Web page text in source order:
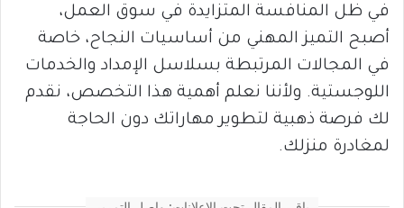
في ظل المنافسة المتزايدة في سوق العمل،
أصبح التميز المهني من أساسيات النجاح، خاصة
في المجالات المرتبطة بسلاسل الإمداد والخدمات
اللوجستية. ولأننا نعلم أهمية هذا التخصص، نقدم
لك فرصة ذهبية لتطوير مهاراتك دون الحاجة
لمغادرة منزلك.